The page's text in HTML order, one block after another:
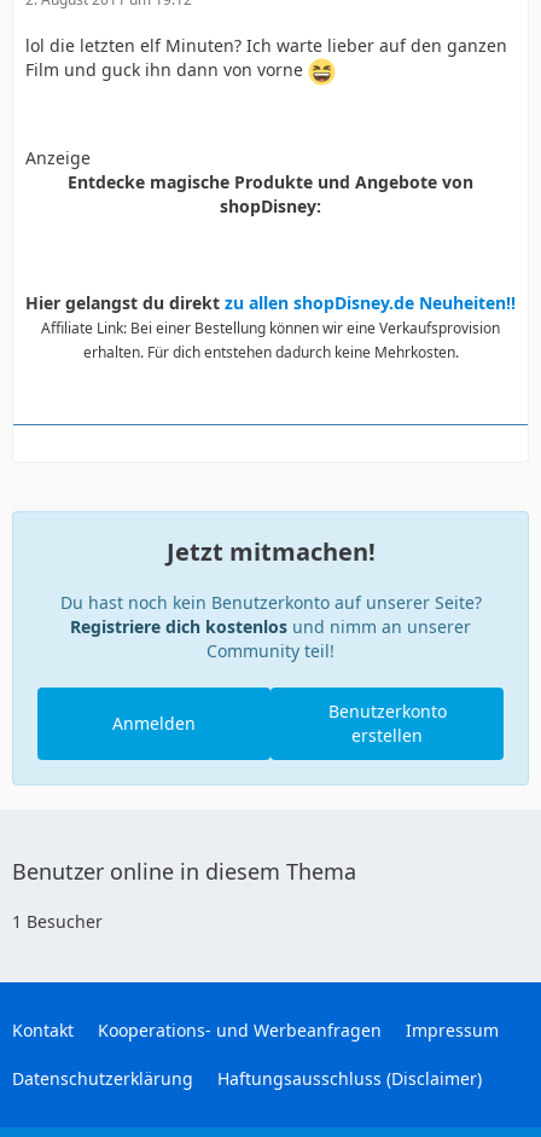
lol die letzten elf Minuten? Ich warte lieber auf den ganzen
Film und guck ihn dann von vorne
Anzeige
Entdecke magische Produkte und Angebote von
shopDisney:
Hier gelangst du direkt zu allen shopDisney.de Neuheiten!!
Affiliate Link: Bei einer Bestellung können wir eine Verkaufsprovision
erhalten. Für dich entstehen dadurch keine Mehrkosten.
Jetzt mitmachen!
Du hast noch kein Benutzerkonto auf unserer Seite?
Registriere dich kostenlos und nimm an unserer
Community teil!
Benutzerkonto
erstellen
Anmelden
Benutzer online in diesem Thema
1 Besucher
Kontakt Kooperations- und Werbeanfragen Impressum
Datenschutzerklärung Haftungsausschluss (Disclaimer)